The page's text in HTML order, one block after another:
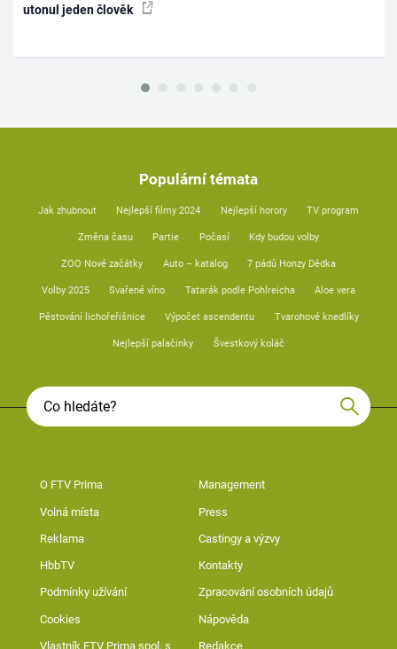
utonul jeden člověk
Populární témata
Jak zhubnout Nejlepší filmy 2024 Nejlepší horory TV program
Změna času Partie Počasí Kdy budou volby
ZOO Nové začátky Auto – katalog 7 pádů Honzy Dědka
Volby 2025 Svařené víno Tatarák podle Pohlreicha Aloe vera
Pěstování lichořeřišnice Výpočet ascendentu Tvarohové knedlíky
Nejlepší palačinky Švestkový koláč
O FTV Prima Management
Volná místa Press
Reklama Castingy a výzvy
HbbTV Kontakty
Podmínky užívání Zpracování osobních údajů
Cookies Nápověda
Vlastník FTV Prima spol. s Redakce